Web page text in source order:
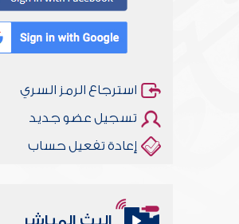
استرجاع الرمز السري
تسجيل عضو جديد
إعادة تفعيل حساب